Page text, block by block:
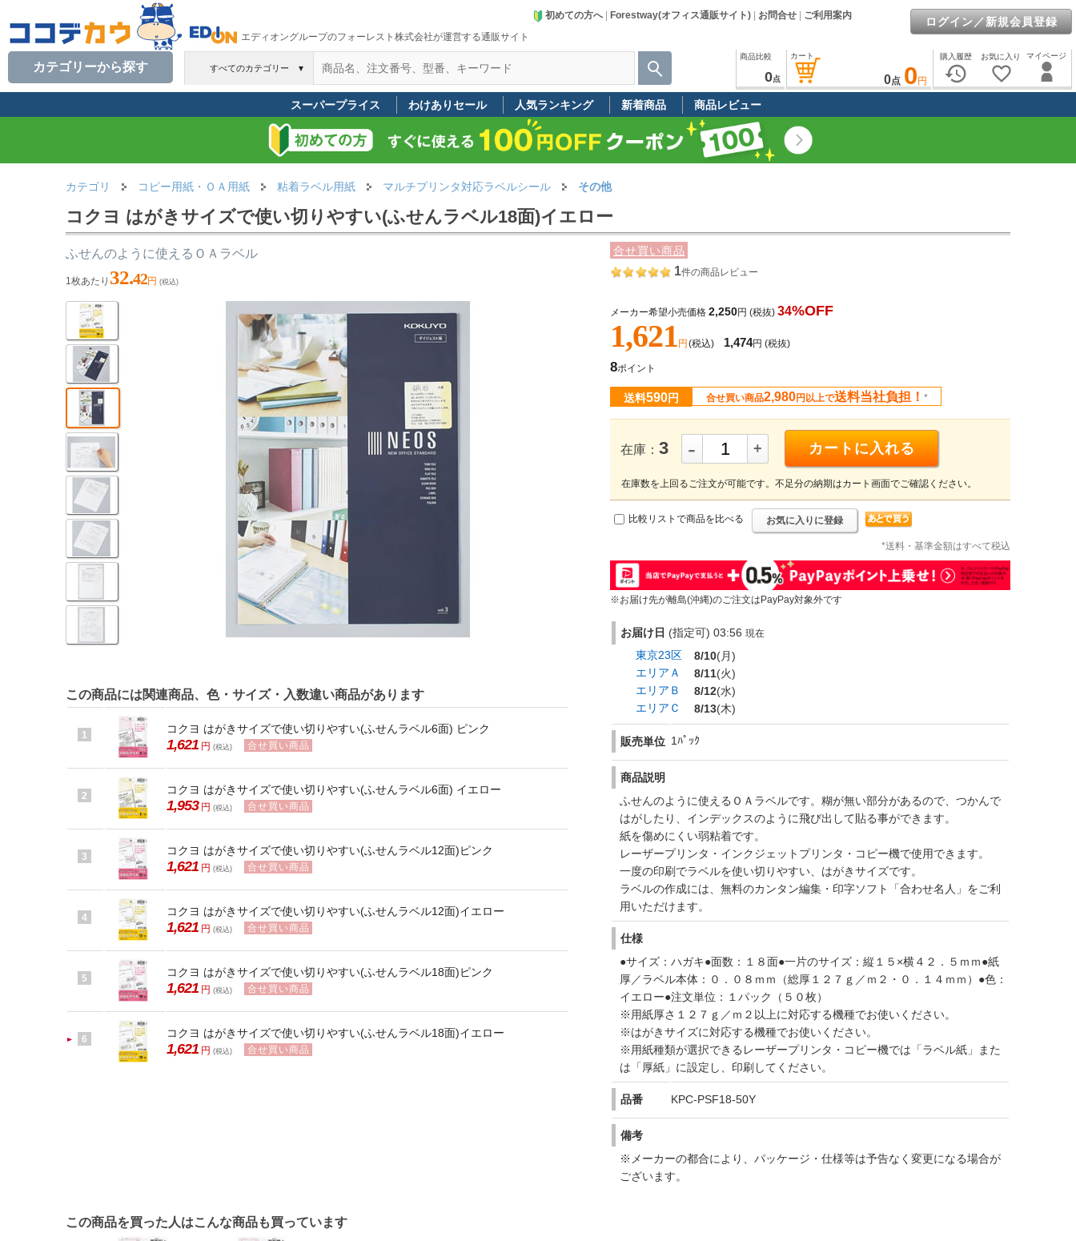
エディオングループのフォーレスト株式会社が運営する通販サイト
初めての方へ| Forestway(オフィス通販サイト) お問合せ ご利用案内 ログイン／新規会員登録
すべてのカテゴリー ▼
カテゴリーから探す
マイページ
お気に入り
favorite_border
購入履歴
history
カート
0点 0 円
商品比較
0点
スーパープライス わけありセール 人気ランキング 新着商品 商品レビュー
カテゴリ コピー用紙・ＯＡ用紙 粘着ラベル用紙 マルチプリンタ対応ラベルシール その他
コクヨ はがきサイズで使い切りやすい(ふせんラベル18面)イエロー
合せ買い商品
1件の商品レビュー
メーカー希望小売価格 2,250円 (税抜) 34%OFF
1,621 円 (税込) 1,474円 (税抜)
8ポイント
送料590円 合せ買い商品2,980円以上で送料当社負担！ *
在庫： 3 - + カートに入れる
在庫数を上回るご注文が可能です。不足分の納期はカート画面でご確認ください。
比較リストで商品を比べる お気に入りに登録
*送料・基準金額はすべて税込
※お届け先が離島(沖縄)のご注文はPayPay対象外です
お届け日 (指定可) 03:56 現在
東京23区 8/10(月)
エリアＡ
8/11(火)
エリアＢ
8/12(水)
エリアＣ
8/13(木)
販売単位 1ﾊﾟｯｸ
商品説明
ふせんのように使えるＯＡラベルです。糊が無い部分があるので、つかんで
はがしたり、インデックスのように飛び出して貼る事ができます。
紙を傷めにくい弱粘着です。
レーザープリンタ・インクジェットプリンタ・コピー機で使用できます。
一度の印刷でラベルを使い切りやすい、はがきサイズです。
ラベルの作成には、無料のカンタン編集・印字ソフト「合わせ名人」をご利
用いただけます。
仕様
●サイズ：ハガキ●面数：１８面●一片のサイズ：縦１５×横４２．５ｍｍ●紙
厚／ラベル本体：０．０８ｍｍ（総厚１２７ｇ／ｍ２・０．１４ｍｍ）●色：
イエロー●注文単位：１パック（５０枚）
※用紙厚さ１２７ｇ／ｍ２以上に対応する機種でお使いください。
※はがきサイズに対応する機種でお使いください。
※用紙種類が選択できるレーザープリンタ・コピー機では「ラベル紙」また
は「厚紙」に設定し、印刷してください。
品番 KPC-PSF18-50Y
備考
※メーカーの都合により、パッケージ・仕様等は予告なく変更になる場合が
ございます。
ふせんのように使えるＯＡラベル
1枚あたり 32.42円 (税込)
この商品には関連商品、色・サイズ・入数違い商品があります
1 コクヨ はがきサイズで使い切りやすい(ふせんラベル6面) ピンク
1,621 円 (税込) 合せ買い商品
2 コクヨ はがきサイズで使い切りやすい(ふせんラベル6面) イエロー
1,953 円 (税込) 合せ買い商品
3 コクヨ はがきサイズで使い切りやすい(ふせんラベル12面)ピンク
1,621 円 (税込) 合せ買い商品
4 コクヨ はがきサイズで使い切りやすい(ふせんラベル12面)イエロー
1,621 円 (税込) 合せ買い商品
5 コクヨ はがきサイズで使い切りやすい(ふせんラベル18面)ピンク
1,621 円 (税込) 合せ買い商品
6 コクヨ はがきサイズで使い切りやすい(ふせんラベル18面)イエロー
1,621 円 (税込) 合せ買い商品
この商品を買った人はこんな商品も買っています